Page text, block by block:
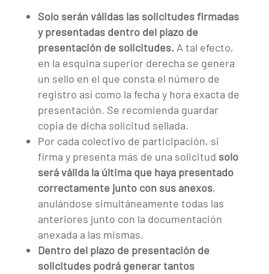
Solo serán válidas las solicitudes firmadas
y presentadas dentro del plazo de
presentación de solicitudes.A tal efecto,
en la esquina superior derecha se genera
un sello en el que consta el número de
registro así como la fecha y hora exacta de
presentación. Se recomienda guardar
copia de dicha solicitud sellada.
Por cada colectivo de participación, si
firma y presenta más de una solicitud solo
será válida la última que haya presentado
correctamente junto con sus anexos,
anulándose simultáneamente todas las
anteriores junto con la documentación
anexada a las mismas.
Dentro del plazo de presentación de
solicitudes podrá generar tantos